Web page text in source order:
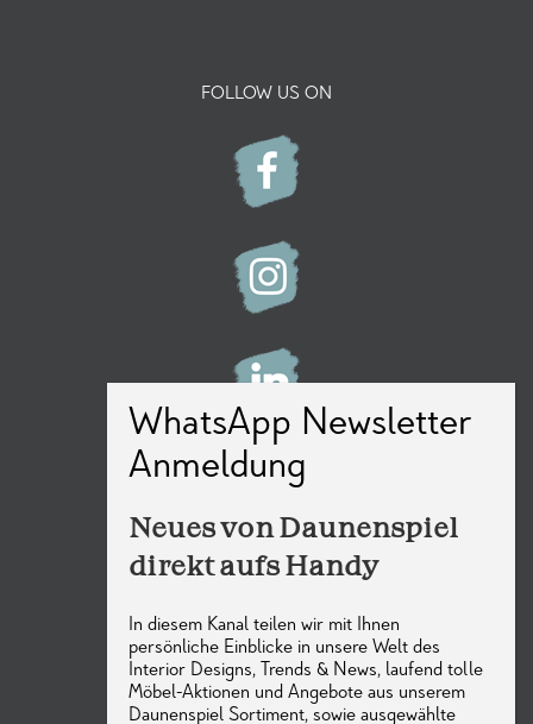
FOLLOW US ON
MEMBER OF
Neues von Daunenspiel
direkt aufs Handy
In diesem Kanal teilen wir mit Ihnen
persönliche Einblicke in unsere Welt des
Interior Designs, Trends & News, laufend tolle
Möbel-Aktionen und Angebote aus unserem
Daunenspiel Sortiment, sowie ausgewählte